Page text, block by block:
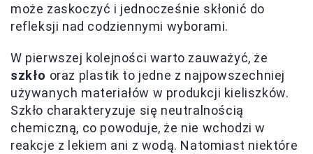
może zaskoczyć i jednocześnie skłonić do
refleksji nad codziennymi wyborami.
W pierwszej kolejności warto zauważyć, że
szkło oraz plastik to jedne z najpowszechniej
używanych materiałów w produkcji kieliszków.
Szkło charakteryzuje się neutralnością
chemiczną, co powoduje, że nie wchodzi w
reakcje z lekiem ani z wodą. Natomiast niektóre